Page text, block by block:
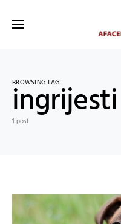
BROWSING TAG
1 post